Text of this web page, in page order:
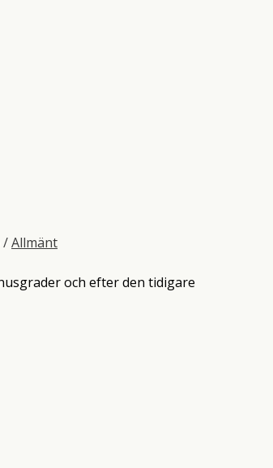
/Allmänt
och efter den tidigare